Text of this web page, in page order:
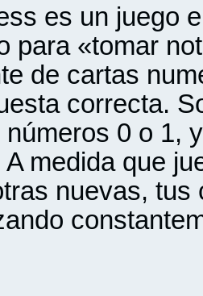
es un juego
para «tomar
de cartas
correcta.
números 0 o 1,
A medida que
nuevas,